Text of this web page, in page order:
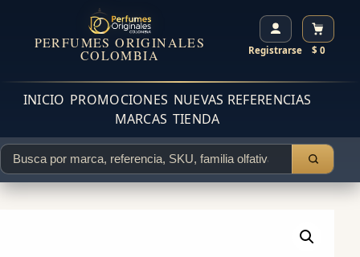
PERFUMES ORIGINALES
COLOMBIA Registrarse $ 0
INICIO PROMOCIONES NUEVAS REFERENCIAS
MARCAS TIENDA